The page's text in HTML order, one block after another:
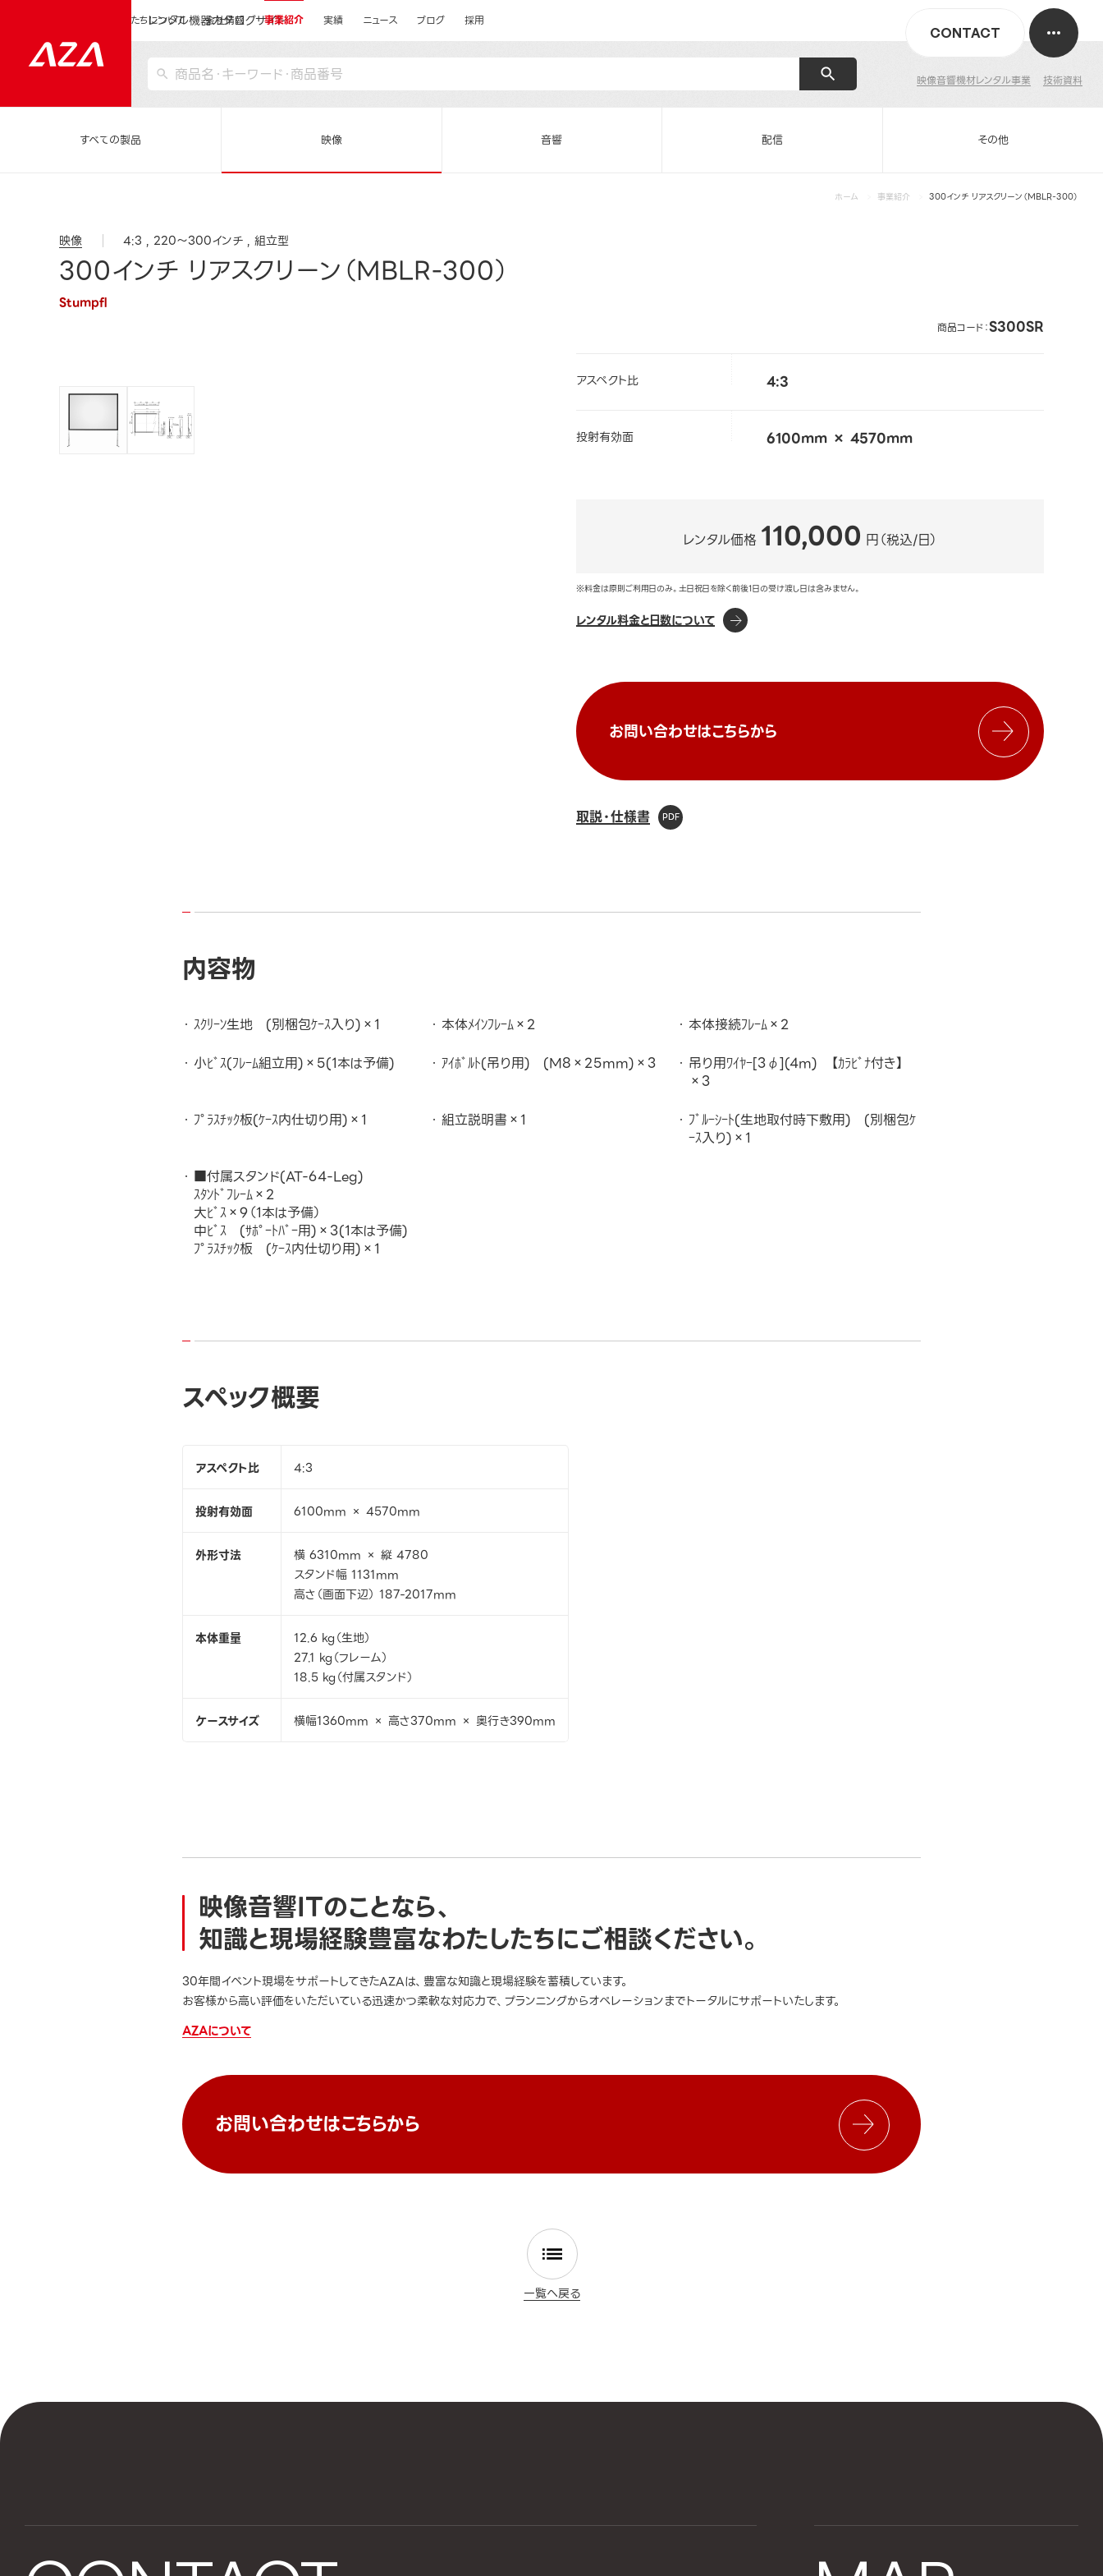
レンタル機器カタログサイト
映像音響機材レンタル事業 技術資料
CONTACT
私たちについて 会社情報 事業紹介 実績 ニュース ブログ 採用
すべての製品 映像 音響 配信 その他
ホーム 事業紹介 300インチ リアスクリーン（MBLR-300）
映像 4:3 220～300インチ 組立型
300インチ リアスクリーン（MBLR-300）
Stumpfl
商品コード：S300SR
アスペクト比 4:3
投射有効面 6100mm × 4570mm
レンタル価格 110,000 円（税込/日）
※料金は原則ご利用日のみ。土日祝日を除く前後1日の受け渡し日は含みません。
レンタル料金と日数について
お問い合わせはこちらから
取説・仕様書
内容物
ｽｸﾘｰﾝ生地 (別梱包ｹｰｽ入り)×1 本体ﾒｲﾝﾌﾚｰﾑ×2
本体接続ﾌﾚｰﾑ×2
小ﾋﾞｽ(ﾌﾚｰﾑ組立用)×5(1本は予備)
ｱｲﾎﾞﾙﾄ(吊り用) (M8×25mm)×3
吊り用ﾜｲﾔｰ[3φ](4m) 【ｶﾗﾋﾞﾅ付き】
×3
ﾌﾟﾗｽﾁｯｸ板(ｹｰｽ内仕切り用)×1
組立説明書×1
ﾌﾞﾙｰｼｰﾄ(生地取付時下敷用) (別梱包ｹ
ｰｽ入り)×1
■付属スタンド(AT-64-Leg)
ｽﾀﾝﾄﾞﾌﾚｰﾑ×2
大ﾋﾞｽ×9（1本は予備）
中ﾋﾞｽ (ｻﾎﾟｰﾄﾊﾞｰ用)×3(1本は予備)
ﾌﾟﾗｽﾁｯｸ板 (ｹｰｽ内仕切り用)×1
スペック概要
アスペクト比 4:3
投射有効面 6100mm × 4570mm
外形寸法
横 6310mm × 縦 4780
スタンド幅 1131mm
高さ（画面下辺） 187-2017mm
本体重量
12.6 kg（生地）
27.1 kg（フレーム）
18.5 kg（付属スタンド）
ケースサイズ 横幅1360mm × 高さ370mm × 奥行き390mm
映像音響ITのことなら、
知識と現場経験豊富なわたしたちにご相談ください。
30年間イベント現場をサポートしてきたAZAは、豊富な知識と現場経験を蓄積しています。
お客様から高い評価をいただいている迅速かつ柔軟な対応力で、プランニングからオペレーションまでトータルにサポートいたします。
AZAについて
お問い合わせはこちらから
一覧へ戻る